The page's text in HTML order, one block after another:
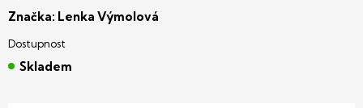
Značka: Lenka Výmolová
Skladem